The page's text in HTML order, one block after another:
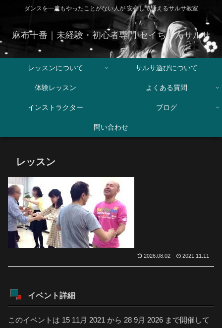
ダンスを一度もやったことがない人が 安心して通えるサルサ教室
麻布十番｜未経験・初心者専門 セイちゃんサルサ
レッスンについて サルサ遊びについて
体験レッスン よくある質問
インストラクター ブログ
問い合わせ
レッスン
2026.08.02 2021.11.11
イベント詳細
このイベントは 15 11月 2021 から 28 9月 2026 まで開催して